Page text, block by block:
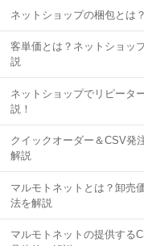
ネットショップの梱包とは
客単価とは？ネットショッ
説
ネットショップでリピータ
説！
クイックオーダー＆CSV発
解説
マルモトネットとは？卸売
法を解説
マルモトネットの提供する